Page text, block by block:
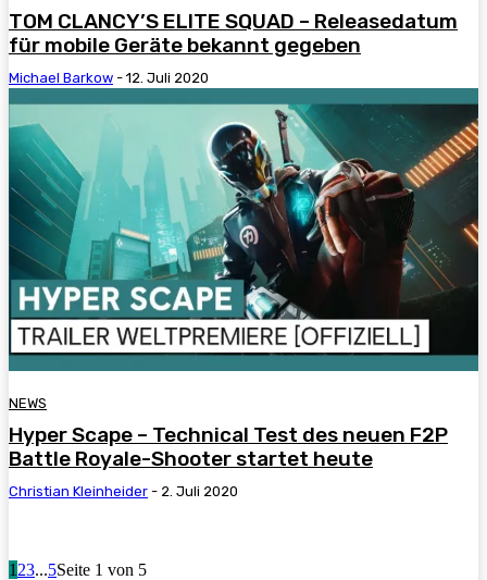
TOM CLANCY’S ELITE SQUAD – Releasedatum
für mobile Geräte bekannt gegeben
Michael Barkow - 12. Juli 2020
NEWS
Hyper Scape – Technical Test des neuen F2P
Battle Royale-Shooter startet heute
Christian Kleinheider - 2. Juli 2020
1 23...5Seite 1 von 5